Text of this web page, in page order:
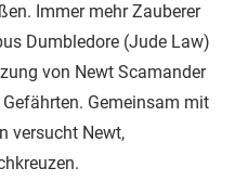
Immer mehr Zauberer
Dumbledore (Jude Law)
von Newt Scamander
Gemeinsam mit
versucht Newt,